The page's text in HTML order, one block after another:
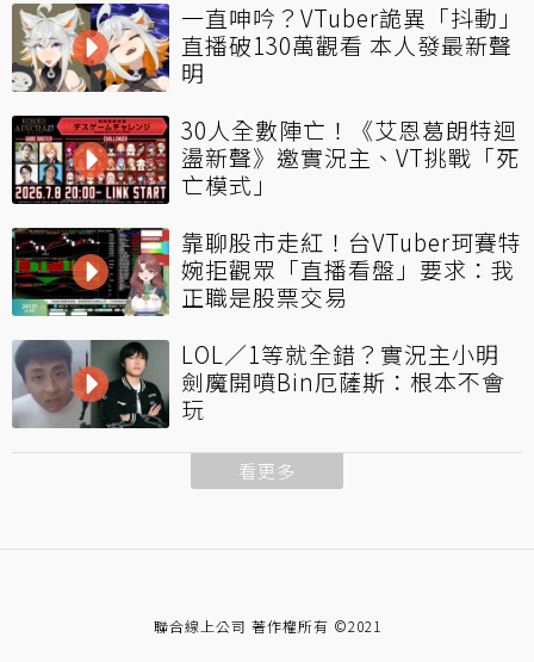
一直呻吟？VTuber詭異「抖動」
直播破130萬觀看 本人發最新聲
明
30人全數陣亡！《艾恩葛朗特迴
盪新聲》邀實況主、VT挑戰「死
亡模式」
靠聊股市走紅！台VTuber珂賽特
婉拒觀眾「直播看盤」要求：我
正職是股票交易
LOL／1等就全錯？實況主小明
劍魔開噴Bin厄薩斯：根本不會
玩
看更多
聯合線上公司 著作權所有 ©2021